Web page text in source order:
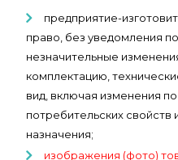
предприятие-
право, без уведомления
незначительные
комплектацию,
вид, включая изменения
потребительских свойств
назначения;
изображения (фото)